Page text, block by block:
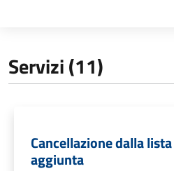
Servizi (11)
Cancellazione dalla
aggiunta